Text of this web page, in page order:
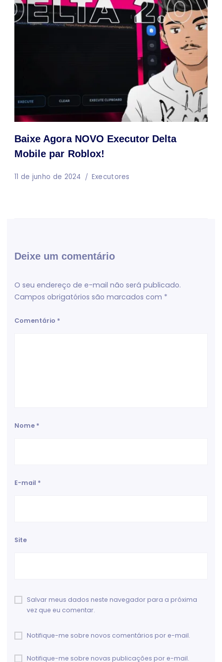
Baixe Agora NOVO Executor Delta
Mobile par Roblox!
11 de junho de 2024 Executores
Deixe um comentário
O seu endereço de e-mail não será publicado.
Campos obrigatórios são marcados com *
Comentário *
Nome *
E-mail *
Site
Salvar meus dados neste navegador para a próxima
vez que eu comentar.
Notifique-me sobre novos comentários por e-mail.
Notifique-me sobre novas publicações por e-mail.